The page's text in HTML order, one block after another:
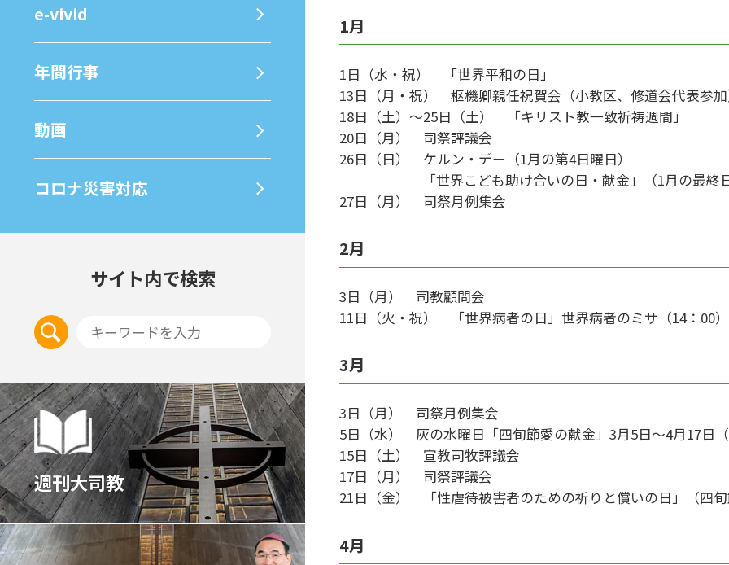
1月
1日（水・祝） 「世界平和の日」
13日（月・祝） 枢機卿親任祝賀会（小教区、修道会代表参
18日（土）〜25日（土） 「キリスト教一致祈祷週間」
20日（月） 司祭評議会
26日（日） ケルン・デー（1月の第4日曜日）
「世界こども助け合いの日・献金」（1月の最終
27日（月） 司祭月例集会
2月
3日（月） 司教顧問会
11日（火・祝） 「世界病者の日」世界病者のミサ（14：00）
3月
3日（月） 司祭月例集会
5日（水） 灰の水曜日「四旬節愛の献金」3月5日～4月17日
15日（土） 宣教司牧評議会
17日（月） 司祭評議会
21日（金） 「性虐待被害者のための祈りと償いの日」（四
4月
e-vivid
年間⾏事
動画
コロナ災害対応
サイト内で検索
週刊大司教